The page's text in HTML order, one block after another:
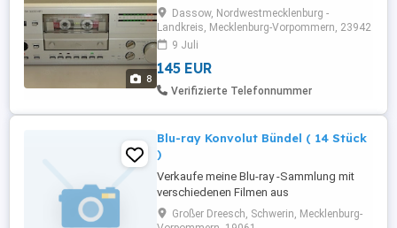
8
Andruckrolle und einen neuen Tonkopf
erhalten. Die Geschwindigkeit ist nach
Laufwerksüberarbeitung neu eingestellt,
geprüft. Sicherungshalter,
Feinsicherungen und Ladeelkos sind
Dassow, Nordwestmecklenburg -
Landkreis, Mecklenburg-Vorpommern, 23942
9 Juli
145 EUR
Verifizierte Telefonnummer
Blu-ray Konvolut Bündel ( 14 Stück
)
Verkaufe meine Blu-ray -Sammlung mit
verschiedenen Filmen aus
unterschiedlichen Genres. Alle Blu-ray's in
stabilen Hüllen Gemischte Sammlung für
Großer Dreesch, Schwerin, Mecklenburg-